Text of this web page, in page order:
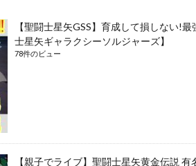
【聖闘士星矢GSS】育成して損しない!
士星矢ギャラクシーソルジャーズ】
78件のビュー
【親子でライブ】聖闘士星矢黄金伝説